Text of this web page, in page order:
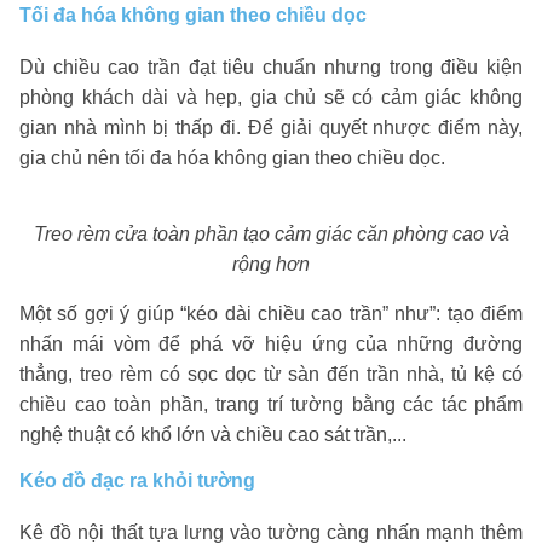
Tối đa hóa không gian theo chiều dọc
Dù chiều cao trần đạt tiêu chuẩn nhưng trong điều kiện
phòng khách dài và hẹp, gia chủ sẽ có cảm giác không
gian nhà mình bị thấp đi. Để giải quyết nhược điểm này,
gia chủ nên tối đa hóa không gian theo chiều dọc.
Treo rèm cửa toàn phần tạo cảm giác căn phòng cao và
rộng hơn
Một số gợi ý giúp “kéo dài chiều cao trần” như”: tạo điểm
nhấn mái vòm để phá vỡ hiệu ứng của những đường
thẳng, treo rèm có sọc dọc từ sàn đến trần nhà, tủ kệ có
chiều cao toàn phần, trang trí tường bằng các tác phẩm
nghệ thuật có khổ lớn và chiều cao sát trần,...
Kéo đồ đạc ra khỏi tường
Kê đồ nội thất tựa lưng vào tường càng nhấn mạnh thêm